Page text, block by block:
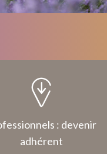
: devenir
adhérent